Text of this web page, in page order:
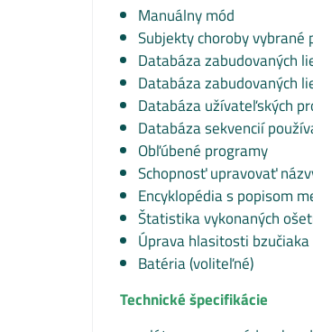
Manuálny mód
Subjekty choroby
Databáza zabudovaných
Databáza zabudovaných
Databáza užívateľských
Databáza sekvencií
Obľúbené programy
Schopnosť upravovať
Encyklopédia s popisom
Štatistika vykonaných
Úprava hlasitosti bzučiaka
Batéria (voliteľné)
Technické špecifikácie